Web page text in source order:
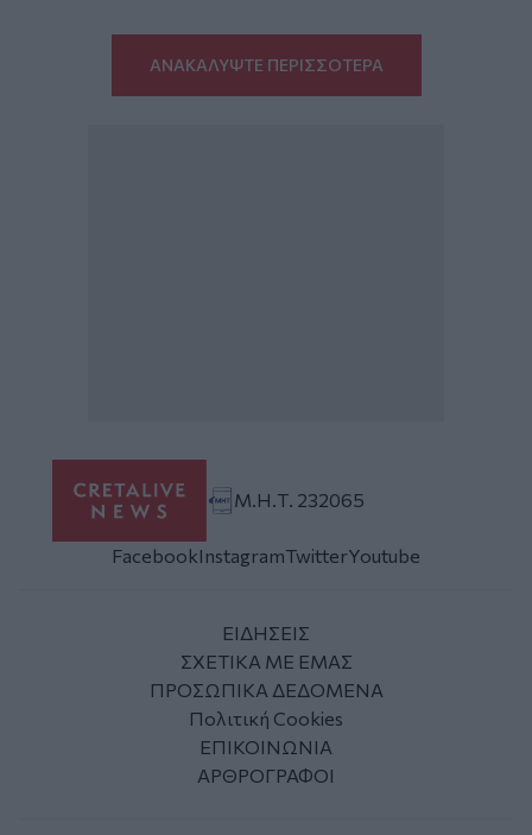
ΑΝΑΚΑΛΥΨΤΕ ΠΕΡΙΣΣΟΤΕΡΑ
Μ.Η.Τ. 232065
FacebookInstagramTwitterYoutube
ΕΙΔΗΣΕΙΣ
ΣΧΕΤΙΚΑ ΜΕ ΕΜΑΣ
ΠΡΟΣΩΠΙΚΑ ΔΕΔΟΜΕΝΑ
Πολιτική Cookies
ΕΠΙΚΟΙΝΩΝΙΑ
ΑΡΘΡΟΓΡΑΦΟΙ